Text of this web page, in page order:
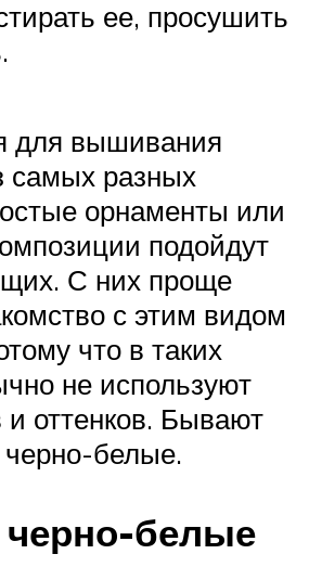
ее, просушить
для вышивания
самых разных
орнаменты или
подойдут
С них проще
с этим видом
что в таких
не используют
и оттенков. Бывают
белые.
белые